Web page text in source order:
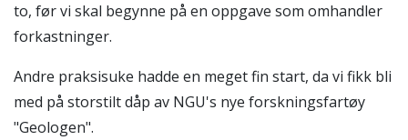
to, før vi skal begynne på en oppgave som omhandler
forkastninger.
Andre praksisuke hadde en meget fin start, da vi fikk bli
med på storstilt dåp av NGU's nye forskningsfartøy
"Geologen".